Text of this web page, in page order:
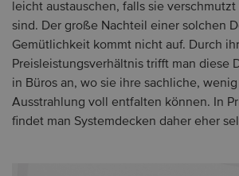
leicht austauschen, falls sie
sind. Der große Nachteil einer solchen
Gemütlichkeit kommt nicht auf. Durch
Preisleistungsverhältnis trifft man diese
in Büros an, wo sie ihre sachliche,
Ausstrahlung voll entfalten können. In
findet man Systemdecken daher eher